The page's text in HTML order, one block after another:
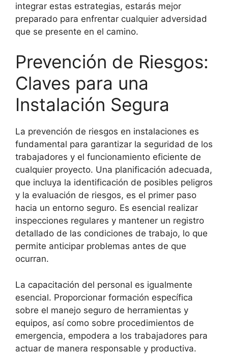
integrar estas estrategias, estarás mejor
preparado para enfrentar cualquier adversidad
que se presente en el camino.
Prevención de Riesgos:
Claves para una
Instalación Segura
La prevención de riesgos en instalaciones es
fundamental para garantizar la seguridad de los
trabajadores y el funcionamiento eficiente de
cualquier proyecto. Una planificación adecuada,
que incluya la identificación de posibles peligros
y la evaluación de riesgos, es el primer paso
hacia un entorno seguro. Es esencial realizar
inspecciones regulares y mantener un registro
detallado de las condiciones de trabajo, lo que
permite anticipar problemas antes de que
ocurran.
La capacitación del personal es igualmente
esencial. Proporcionar formación específica
sobre el manejo seguro de herramientas y
equipos, así como sobre procedimientos de
emergencia, empodera a los trabajadores para
actuar de manera responsable y productiva.